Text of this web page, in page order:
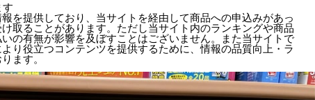
す
を提供しており、当サイトを経由して商品への申込みがあっ
取ることがあります。ただし当サイト内のランキングや商品
の有無が影響を及ぼすことはございません。また当サイトで
り役立つコンテンツを提供するために、情報の品質向上・ラ
ます。